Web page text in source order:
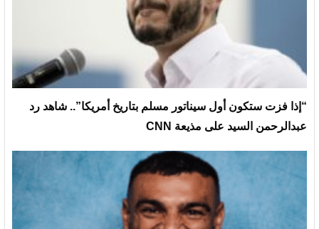
“إذا فزت ستكون أول سيناتور مسلم بتاريخ أمريكا”.. شاهد رد
عبدالرحمن السيد على مذيعة CNN